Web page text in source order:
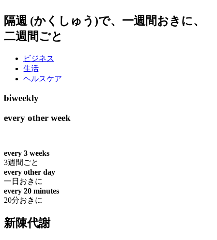
隔週 (かくしゅう)で、一週間おきに、
二週間ごと
ビジネス
生活
ヘルスケア
biweekly
every other week
every 3 weeks
3週間ごと
every other day
一日おきに
every 20 minutes
20分おきに
新陳代謝